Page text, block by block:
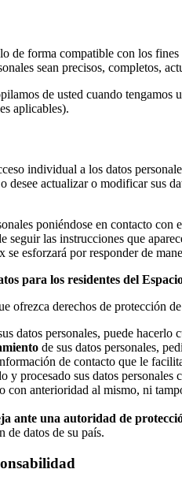
de forma compatible con los
sean precisos, completos,
de usted cuando
aplicables).
individual a los datos
actualizar o modificar sus
poniéndose en contacto
seguir las instrucciones que
esforzará por responder de
para los residentes del
ofrezca derechos de protección
datos personales, puede
de sus datos personales,
de contacto que le
y procesado sus datos personales
con anterioridad al mismo, ni
ante una autoridad de
de datos de su país.